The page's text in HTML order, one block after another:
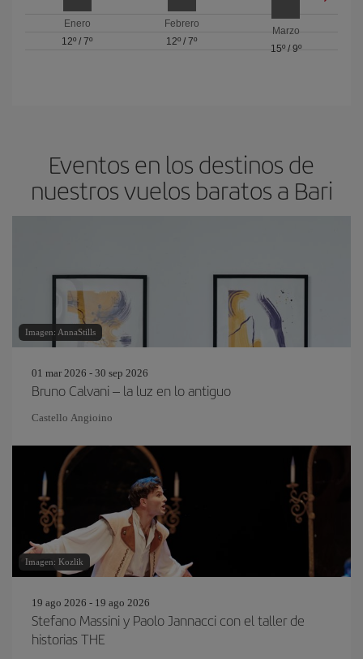
Enero
12º /7º
Febrero
12º / 7º
Marzo
15º/ 9º
Eventos en los destinos de
nuestros vuelos baratos a Bari
Imagen: AnnaStills
01 mar 2026 - 30 sep 2026
Bruno Calvani – la luz en lo antiguo
Castello Angioino
Imagen: Kozlik
19 ago 2026 - 19 ago 2026
Stefano Massini y Paolo Jannacci con el taller de
historias THE